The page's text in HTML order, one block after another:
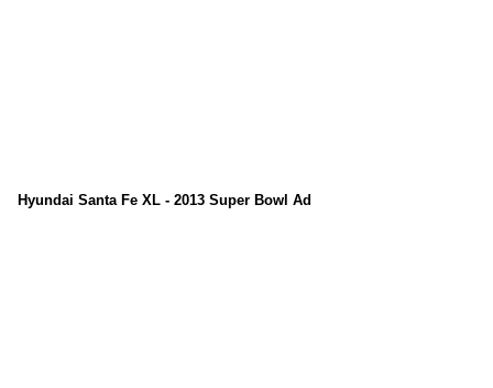
Hyundai Santa Fe XL - 2013 Super Bowl Ad